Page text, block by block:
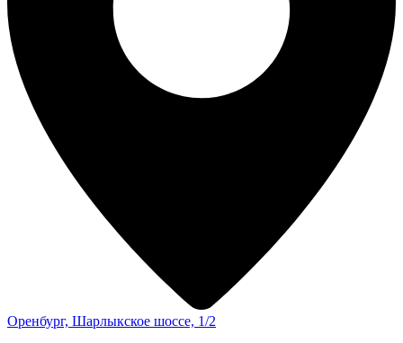
Оренбург, Шарлыкское шоссе, 1/2